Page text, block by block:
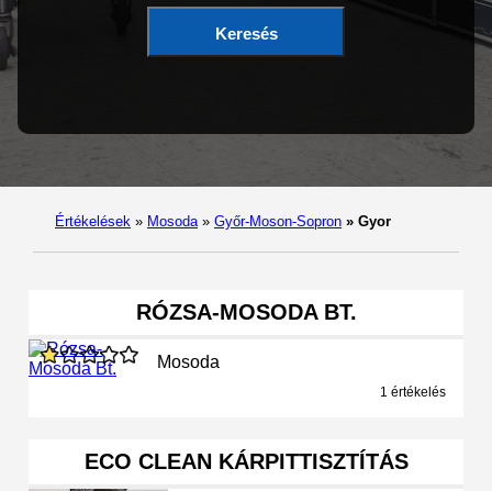
Keresés
Értékelések » Mosoda » Győr-Moson-Sopron » Gyor
RÓZSA-MOSODA BT.
Mosoda
1 értékelés
ECO CLEAN KÁRPITTISZTÍTÁS